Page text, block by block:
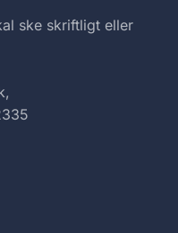
ske skriftligt eller